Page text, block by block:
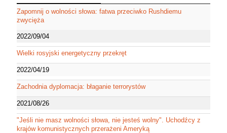
Zapomnij o wolności słowa: fatwa przeciwko Rushdiemu
zwycięża
2022/09/04
Wielki rosyjski energetyczny przekręt
2022/04/19
Zachodnia dyplomacja: błaganie terrorystów
2021/08/26
"Jeśli nie masz wolności słowa, nie jesteś wolny". Uchodźcy z
krajów komunistycznych przerażeni Ameryką